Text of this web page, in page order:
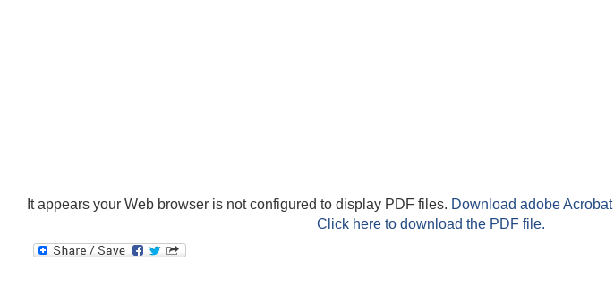
It appears your Web browser is not configured to display PDF files. Download adobe Acrobat
Click here to download the PDF file.